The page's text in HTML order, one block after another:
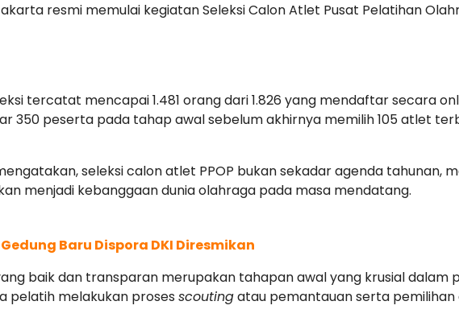
resmi memulai kegiatan Seleksi Calon Atlet Pusat Pelatihan
tercatat mencapai 1.481 orang dari 1.826 yang mendaftar secara
350 peserta pada tahap awal sebelum akhirnya memilih 105 atlet
seleksi calon atlet PPOP bukan sekadar agenda
menjadi kebanggaan dunia olahraga pada masa mendatang.
Baru Dispora DKI Diresmikan
baik dan transparan merupakan tahapan awal yang krusial dalam
pelatih melakukan proses scoutingatau pemantauan serta